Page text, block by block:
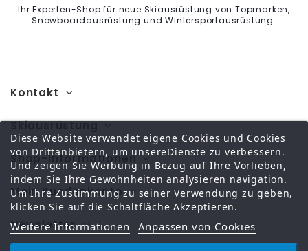
Ihr Experten-Shop für neue Skiausrüstung von Topmarken,
Snowboardausrüstung und Wintersportausrüstung.
Kontakt
Skiausrüstung
Shop-Informationen
Mein Kundenkonto
Diese Website verwendet eigene Cookies und Cookies
von Drittanbietern, um unsereDienste zu verbessern.
Und zeigen Sie Werbung in Bezug auf Ihre Vorlieben,
indem Sie Ihre Gewohnheiten analysieren navigation.
Um Ihre Zustimmung zu seiner Verwendung zu geben,
klicken Sie auf die Schaltfläche Akzeptieren.
Weitere Informationen Anpassen von Cookies
Newsletter